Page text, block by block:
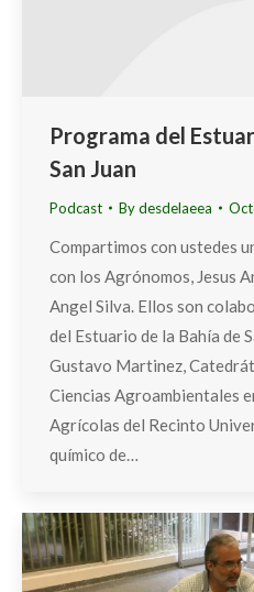
Programa del
San Juan
Podcast Bydesdelaeea
Compartimos con ustedes
con los Agrónomos, Jesus
Angel Silva. Ellos son
del Estuario de la Bahía de
Gustavo Martinez,
Ciencias Agroambientales
Agrícolas del Recinto
químico de…